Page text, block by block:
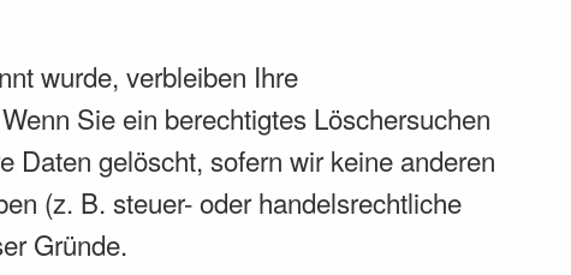
wurde, verbleiben Ihre
Sie ein berechtigtes Löschersuchen
Daten gelöscht, sofern wir keine anderen
(z. B. steuer- oder handelsrechtliche
Gründe.